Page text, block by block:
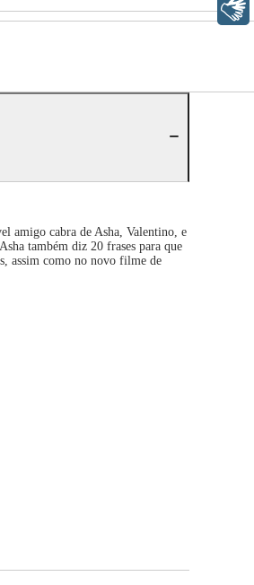
amigo cabra de Asha, Valentino, e
também diz 20 frases para que
assim como no novo filme de
Libras